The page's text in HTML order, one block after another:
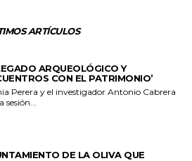
ARTÍCULOS
ARQUEOLÓGICO Y
CON EL PATRIMONIO’
Perera y el investigador Antonio Cabrera
DE LA OLIVA QUE